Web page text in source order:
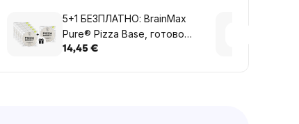
5+1 БЕЗПЛАТНО: BrainMax
Pure® Pizza Base, готово
тесто за пица от Италия, 2
14,45 €